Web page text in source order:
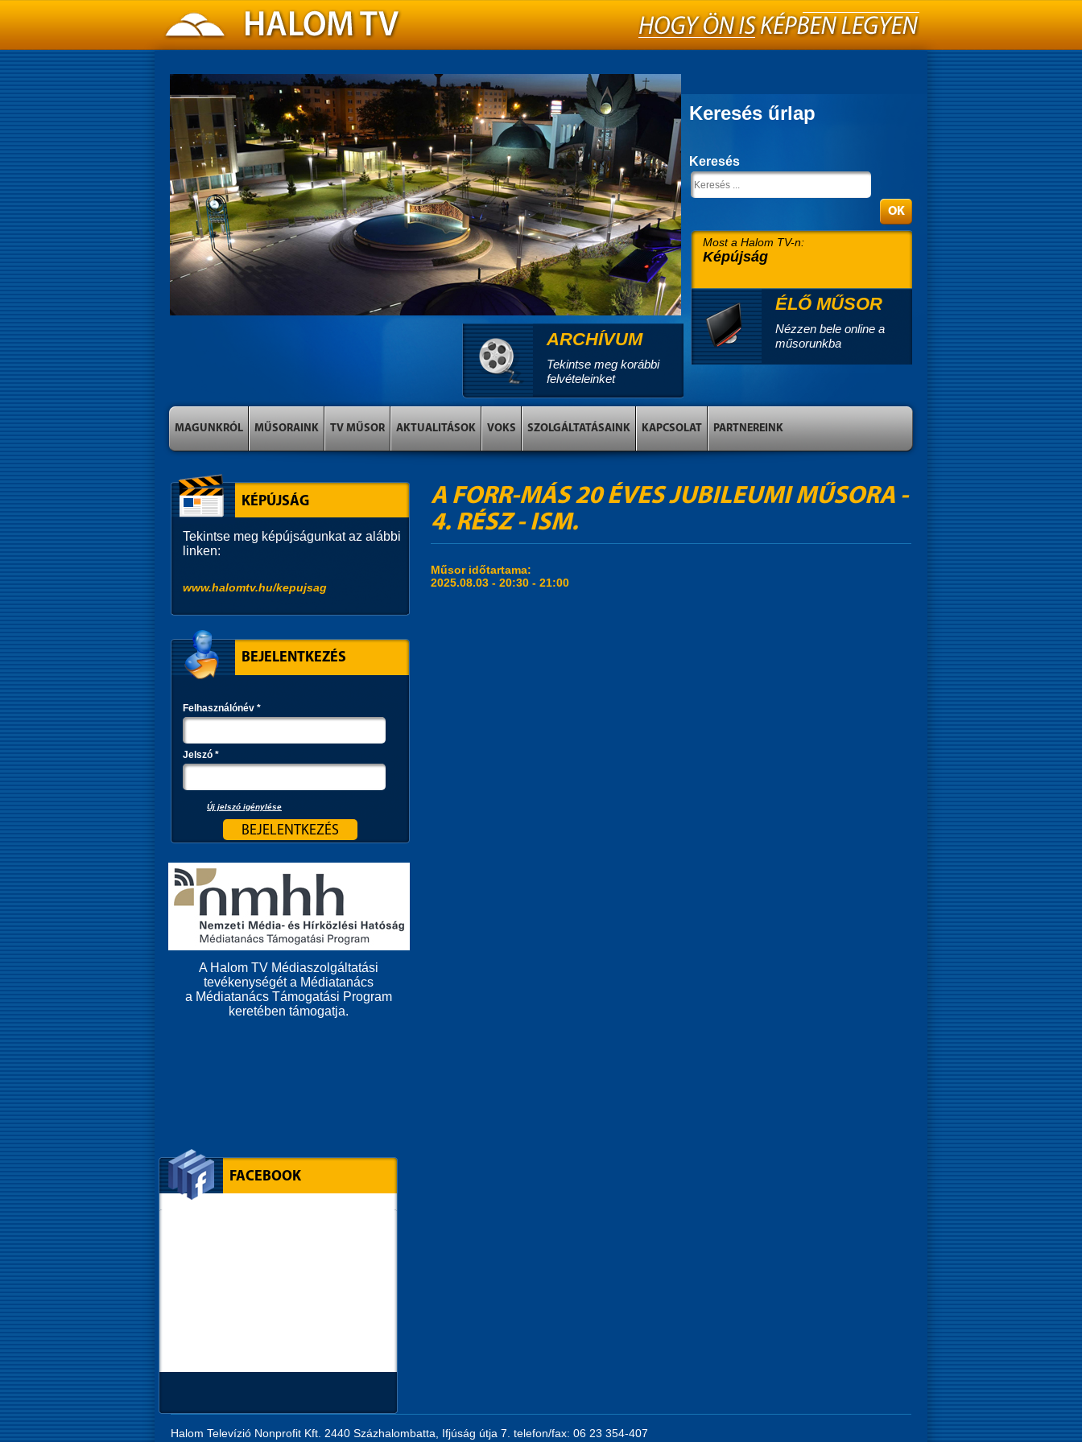
Keresés űrlap
Keresés
Most a Halom TV-n:
Képújság
ÉLŐ MŰSOR
Nézzen bele online a
műsorunkba
ARCHÍVUM
Tekintse meg korábbi
felvételeinket
MAGUNKRÓL MŰSORAINK TV MŰSOR AKTUALITÁSOK VOKS SZOLGÁLTATÁSAINK KAPCSOLAT PARTNEREINK
A FORR-MÁS 20 ÉVES JUBILEUMI MŰSORA -
4. RÉSZ - ISM.
Műsor időtartama:
2025.08.03 - 20:30 - 21:00
KÉPÚJSÁG
Tekintse meg képújságunkat az alábbi
linken:
www.halomtv.hu/kepujsag
BEJELENTKEZÉS
Felhasználónév *
Jelszó *
Új jelszó igénylése
A Halom TV Médiaszolgáltatási
tevékenységét a Médiatanács
a Médiatanács Támogatási Program
keretében támogatja.
FACEBOOK
Halom Televízió Nonprofit Kft. 2440 Százhalombatta, Ifjúság útja 7. telefon/fax: 06 23 354-407